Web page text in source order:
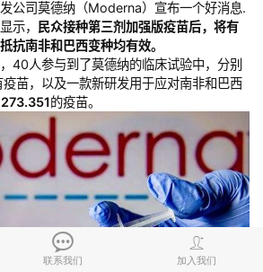
联系我们 加入我们
司莫德纳（Moderna）宣布一个好消息.
示，
民众接种第三剂加强版疫苗后，将有
抗南非和巴西变种均有效。
人参与到了莫德纳的临床试验中，分别
苗，以及一款新研发用于应对南非和巴西
的疫苗。